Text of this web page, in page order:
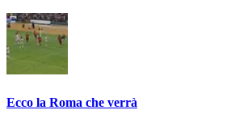
Ecco la Roma che verrà